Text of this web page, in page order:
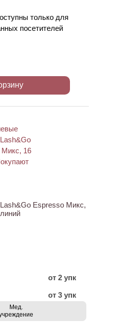
только для
посетителей
Espresso Микс,
от 2 упк
от 3 упк
Мед.